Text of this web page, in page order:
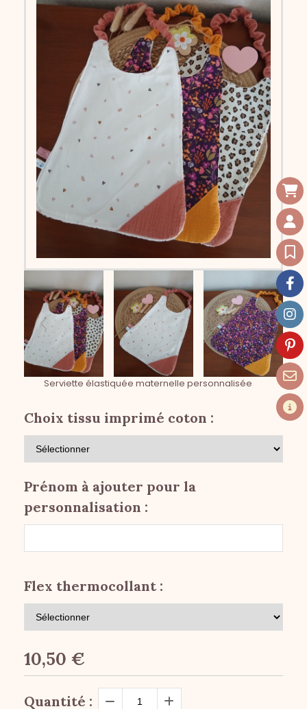
Serviette élastiquée maternelle personnalisée
Choix tissu imprimé coton :
Prénom à ajouter pour la
personnalisation :
Flex thermocollant :
10,50 €
Quantité :